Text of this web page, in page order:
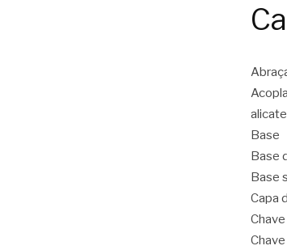
Base
Base
Base
Capa